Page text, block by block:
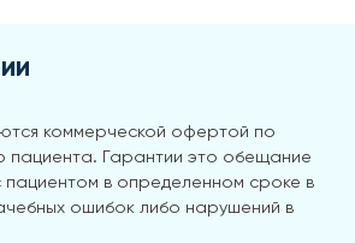
коммерческой офертой по
пациента. Гарантии это обещание
пациентом в определенном сроке в
ошибок либо нарушений в